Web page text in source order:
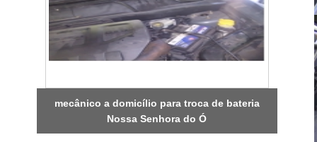
mecânico a domicílio para troca de bateria
Nossa Senhora do Ó